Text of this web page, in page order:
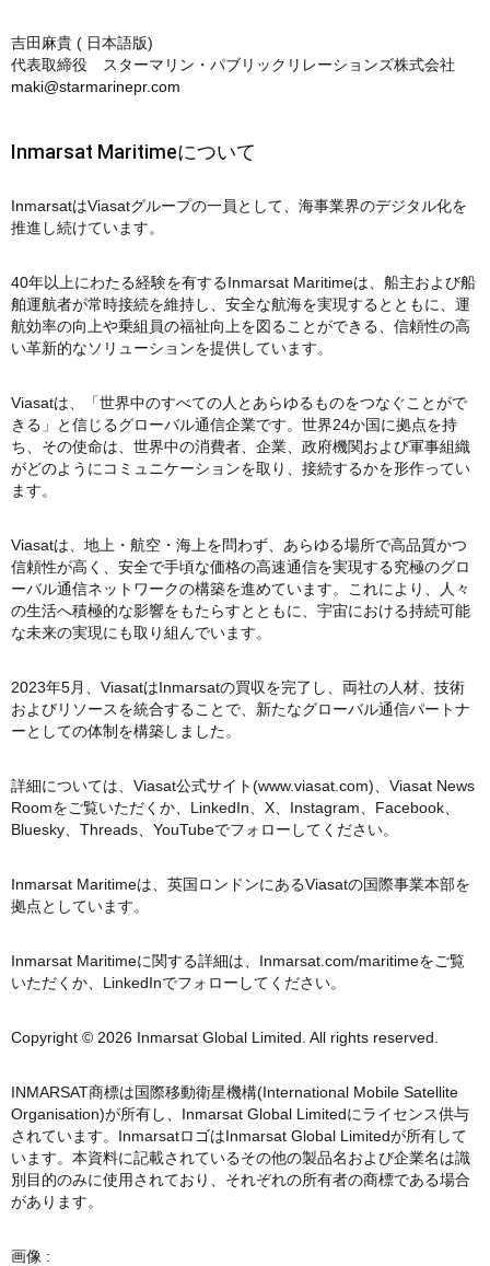
吉田麻貴 ( 日本語版)
代表取締役 スターマリン・パブリックリレーションズ株式会社
maki@starmarinepr.com
Inmarsat Maritimeについて
InmarsatはViasatグループの一員として、海事業界のデジタル化を
推進し続けています。
40年以上にわたる経験を有するInmarsat Maritimeは、船主および船
舶運航者が常時接続を維持し、安全な航海を実現するとともに、運
航効率の向上や乗組員の福祉向上を図ることができる、信頼性の高
い革新的なソリューションを提供しています。
Viasatは、「世界中のすべての人とあらゆるものをつなぐことがで
きる」と信じるグローバル通信企業です。世界24か国に拠点を持
ち、その使命は、世界中の消費者、企業、政府機関および軍事組織
がどのようにコミュニケーションを取り、接続するかを形作ってい
ます。
Viasatは、地上・航空・海上を問わず、あらゆる場所で高品質かつ
信頼性が高く、安全で手頃な価格の高速通信を実現する究極のグロ
ーバル通信ネットワークの構築を進めています。これにより、人々
の生活へ積極的な影響をもたらすとともに、宇宙における持続可能
な未来の実現にも取り組んでいます。
2023年5月、ViasatはInmarsatの買収を完了し、両社の人材、技術
およびリソースを統合することで、新たなグローバル通信パートナ
ーとしての体制を構築しました。
詳細については、Viasat公式サイト(www.viasat.com)、Viasat News
Roomをご覧いただくか、LinkedIn、X、Instagram、Facebook、
Bluesky、Threads、YouTubeでフォローしてください。
Inmarsat Maritimeは、英国ロンドンにあるViasatの国際事業本部を
拠点としています。
Inmarsat Maritimeに関する詳細は、Inmarsat.com/maritimeをご覧
いただくか、LinkedInでフォローしてください。
Copyright © 2026 Inmarsat Global Limited. All rights reserved.
INMARSAT商標は国際移動衛星機構(International Mobile Satellite
Organisation)が所有し、Inmarsat Global Limitedにライセンス供与
されています。InmarsatロゴはInmarsat Global Limitedが所有して
います。本資料に記載されているその他の製品名および企業名は識
別目的のみに使用されており、それぞれの所有者の商標である場合
があります。
画像 :